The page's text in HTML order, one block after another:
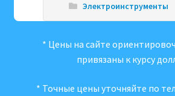
Электроинструменты
* Цены на сайте
привязаны к курсу
* Точные цены уточняйте по